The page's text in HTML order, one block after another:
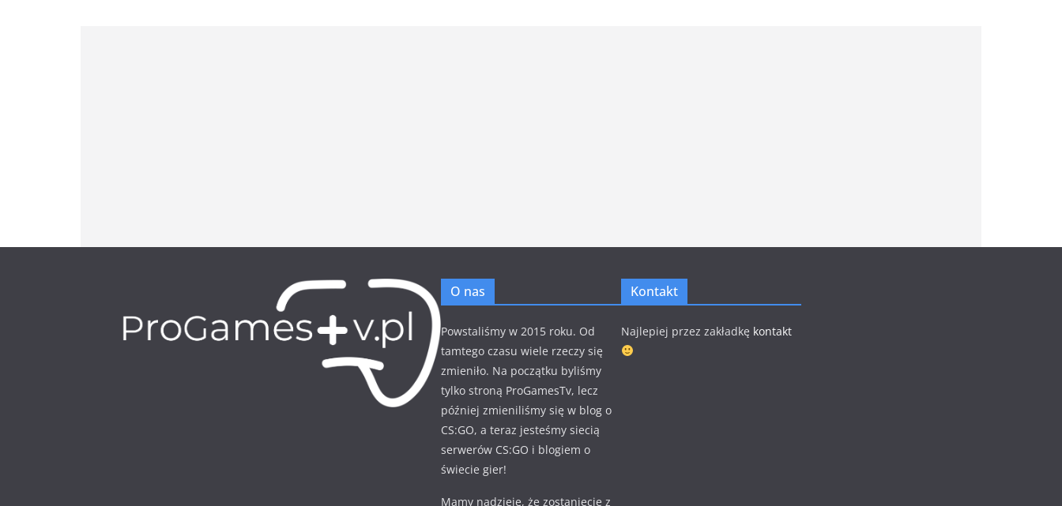
O nas
Powstaliśmy w 2015 roku. Od
tamtego czasu wiele rzeczy się
zmieniło. Na początku byliśmy
tylko stroną ProGamesTv, lecz
później zmieniliśmy się w blog o
CS:GO, a teraz jesteśmy siecią
serwerów CS:GO i blogiem o
świecie gier!
Mamy nadzieję, że zostaniecie z
Kontakt
Najlepiej przez zakładkę kontakt